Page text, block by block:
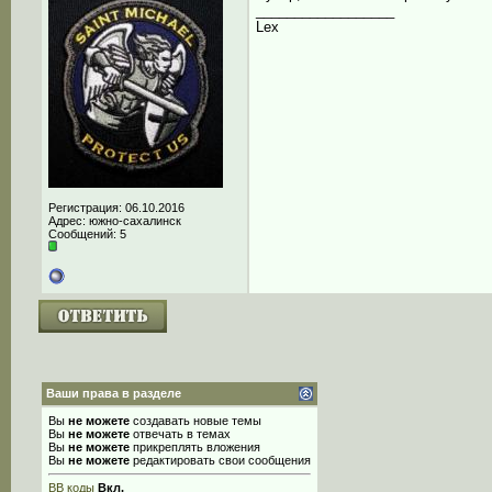
Регистрация: 06.10.2016
Адрес: южно-сахалинск
Сообщений: 5
Lex
Ваши права в разделе
Вы не можете создавать новые темы
Вы не можете отвечать в темах
Вы не можете прикреплять вложения
Вы не можете редактировать свои сообщения
BB коды Вкл.